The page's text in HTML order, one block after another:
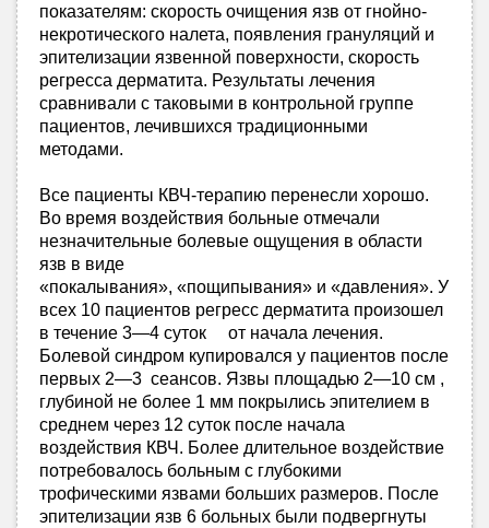
показателям: скорость очищения язв от гнойно-
некротического налета, появления грануляций и
эпителизации язвенной поверхности, скорость
регресса дерматита. Результаты лечения
сравнивали с таковыми в контрольной группе
пациентов, лечившихся традиционными
методами.
Все пациенты КВЧ-терапию перенесли хорошо.
Во время воздействия больные отмечали
незначительные болевые ощущения в области
язв в виде
«покалывания», «пощипывания» и «давления». У
всех 10 пациентов регресс дерматита произошел
в течение 3—4 суток от начала лечения.
Болевой синдром купировался у пациентов после
первых 2—3 сеансов. Язвы площадью 2—10 см ,
глубиной не более 1 мм покрылись эпителием в
среднем через 12 суток после начала
воздействия КВЧ. Более длительное воздействие
потребовалось больным с глубокими
трофическими язвами больших размеров. После
эпителизации язв 6 больных были подвергнуты